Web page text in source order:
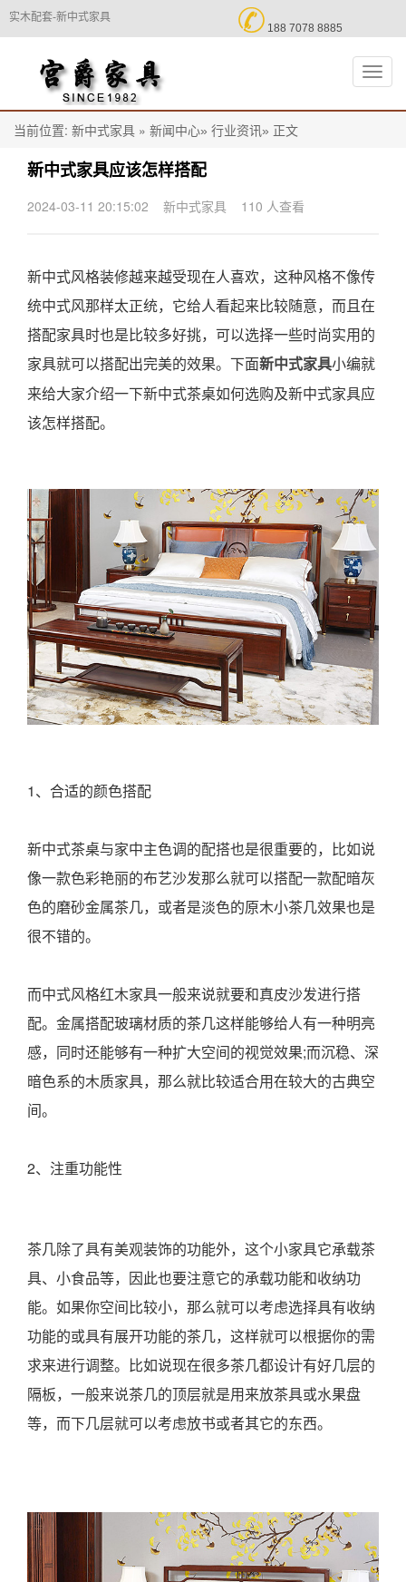
实木配套-新中式家具  188 7078 8885
切
换
导
当前位置: 新中式家具 » 新闻中心» 行业资讯» 正文
新中式家具应该怎样搭配
2024-03-11 20:15:02 新中式家具 110 人查看
新中式风格装修越来越受现在人喜欢，这种风格不像传
统中式风那样太正统，它给人看起来比较随意，而且在
搭配家具时也是比较多好挑，可以选择一些时尚实用的
家具就可以搭配出完美的效果。下面新中式家具小编就
来给大家介绍一下新中式茶桌如何选购及新中式家具应
该怎样搭配。
1、合适的颜色搭配
新中式茶桌与家中主色调的配搭也是很重要的，比如说
像一款色彩艳丽的布艺沙发那么就可以搭配一款配暗灰
色的磨砂金属茶几，或者是淡色的原木小茶几效果也是
很不错的。
而中式风格红木家具一般来说就要和真皮沙发进行搭
配。金属搭配玻璃材质的茶几这样能够给人有一种明亮
感，同时还能够有一种扩大空间的视觉效果;而沉稳、深
暗色系的木质家具，那么就比较适合用在较大的古典空
间。
2、注重功能性
茶几除了具有美观装饰的功能外，这个小家具它承载茶
具、小食品等，因此也要注意它的承载功能和收纳功
能。如果你空间比较小，那么就可以考虑选择具有收纳
功能的或具有展开功能的茶几，这样就可以根据你的需
求来进行调整。比如说现在很多茶几都设计有好几层的
隔板，一般来说茶几的顶层就是用来放茶具或水果盘
等，而下几层就可以考虑放书或者其它的东西。